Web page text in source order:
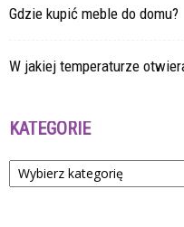
Gdzie kupić meble do domu?
W jakiej temperaturze
KATEGORIE
Kategorie